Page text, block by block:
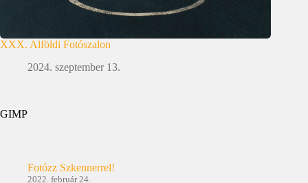
XXX. Alföldi Fotószalon
2024. szeptember 13.
GIMP
Fotózz Szkennerrel!
2022. február 24.